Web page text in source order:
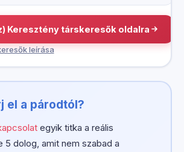
Keresztény társkeresők oldalra
leírása
el a párodtól?
egyik titka a reális
5 dolog, amit nem szabad a